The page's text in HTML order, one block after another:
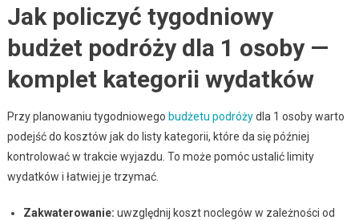
Jak policzyć tygodniowy
budżet podróży dla 1 osoby —
komplet kategorii wydatków
Przy planowaniu tygodniowego budżetu podróżydla 1 osoby warto
podejść do kosztów jak do listy kategorii, które da się później
kontrolować w trakcie wyjazdu. To może pomóc ustalić limity
wydatków i łatwiej je trzymać.
Zakwaterowanie: uwzględnij koszt noclegów w zależności od